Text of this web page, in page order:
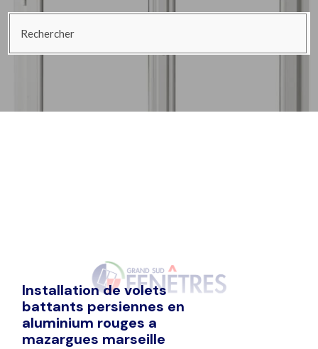
Rechercher
Installation de volets
battants persiennes en
aluminium rouges a
mazargues marseille